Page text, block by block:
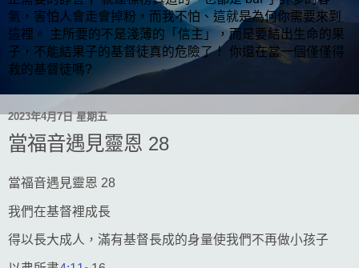
氣，害怕人會走會掉粉，而我不怕、這就是為何你需要來到
這裡。 主所要的不是淺薄的「信主」，而是要結出生命的果
子，不能結果子的基督徒真的危險了！ 你還在當一個僅僅得
救的基督徒嗎?
2023年4月7日 星期五
當福音遇見靈恩 28
當福音遇見靈恩 28
我們在基督裡成長
得以長大成人，滿有基督長成的身量使我們不再做小孩子